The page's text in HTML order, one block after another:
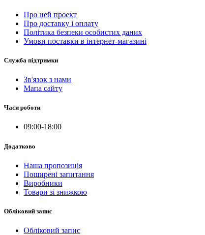
Про цей проект
Про доставку і оплату
Політика безпеки особистих даних
Умови поставки в інтернет-магазині
Служба підтримки
Зв'язок з нами
Мапа сайту
Часи роботи
09:00-18:00
Додатково
Наша пропозиція
Поширені запитання
Виробники
Товари зі знижкою
Обліковий запис
Обліковий запис